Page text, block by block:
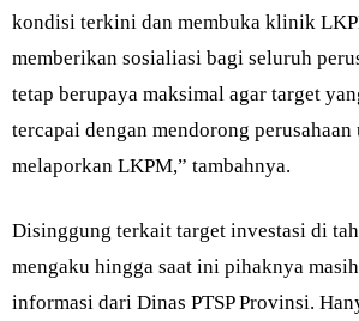
kondisi terkini dan membuka klinik
memberikan sosialiasi bagi seluruh
tetap berupaya maksimal agar target
tercapai dengan mendorong perusahaan
melaporkan LKPM,” tambahnya.
Disinggung terkait target investasi di
mengaku hingga saat ini pihaknya
informasi dari Dinas PTSP Provinsi.